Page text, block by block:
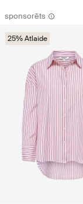
sponsorēts
25% Atlaide